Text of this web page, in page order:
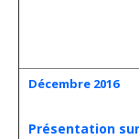
Décembre 2016
Présentation